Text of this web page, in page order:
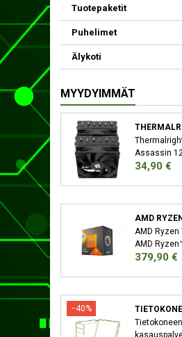
Tuotepaketit
Puhelimet
Älykoti
MYYDYIMMÄT
Assassin
Hinta
34,90 €
AMD Ryzen
AMD
AM5, 5 nm,
Hinta
379,90 €
−40%
Tietokoneen